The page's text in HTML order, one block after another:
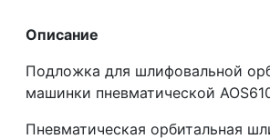
Описание
Подложка для шлифовальной
машинки пневматической
Пневматическая орбитальная